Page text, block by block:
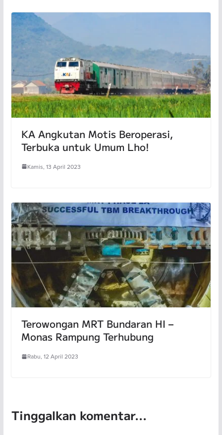
KA Angkutan Motis Beroperasi,
Terbuka untuk Umum Lho!
Kamis, 13 April 2023
Terowongan MRT Bundaran HI –
Monas Rampung Terhubung
Rabu, 12 April 2023
Tinggalkan komentar...